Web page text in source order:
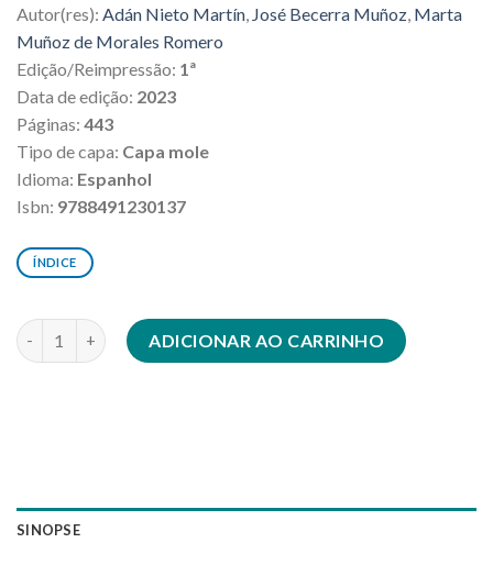
Autor(res): Adán Nieto Martín, José Becerra Muñoz, Marta
Muñoz de Morales Romero
Edição/Reimpressão: 1ª
Data de edição: 2023
Páginas: 443
Tipo de capa: Capa mole
Idioma: Espanhol
Isbn: 9788491230137
ÍNDICE
Hacia una evaluación racional de las leyes penales quantidade
ADICIONAR AO CARRINHO
SINOPSE